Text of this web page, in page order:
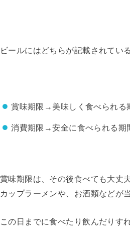
ビールにはどちらが記載されてい
賞味期限→美味しく食べられる
消費期限→安全に食べられる期
賞味期限は、その後食べても大丈
カップラーメンや、お酒類などが
この日までに食べたり飲んだりすれ